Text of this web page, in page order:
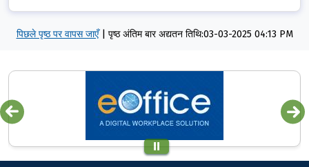
पिछले पृष्ठ पर वापस जाएँ पृष्ठ अंतिम बार अद्यतन तिथि:03-03-2025 04:13 PM